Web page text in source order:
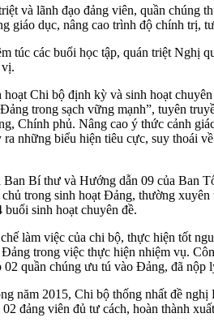
và lãnh đạo đảng viên, quần chúng
dục, nâng cao trình độ chính trị,
túc các buổi học tập, quán triệt Nghị
Chi bộ định kỳ và sinh hoạt
trong sạch vững mạnh”, tuyên
Chính phủ. Nâng cao ý thức cảnh
ra những biểu hiện tiêu cực, suy thoái
Bí thư và Hướng dẫn 09 của Ban
trong sinh hoạt Đảng, thường
sinh hoạt chuyên đề.
làm việc của chi bộ, thực hiện tốt
trong việc thực hiện nhiệm vụ.
02 quần chúng ưu tú vào Đảng, đã
năm 2015, Chi bộ thống nhất đề
đảng viên đủ tư cách, hoàn thành